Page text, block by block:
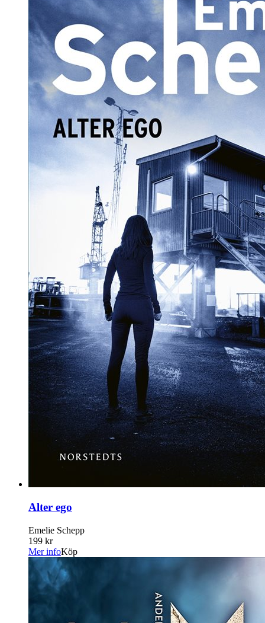
Alter ego
Emelie Schepp
199 kr
Mer infoKöp